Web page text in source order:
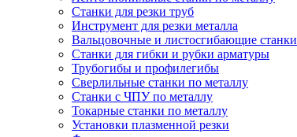
Станки для резки труб
Инструмент для резки металла
Вальцовочные и листосгибающие станки
Станки для гибки и рубки арматуры
Трубогибы и профилегибы
Сверлильные станки по металлу
Станки с ЧПУ по металлу
Токарные станки по металлу
Установки плазменной резки